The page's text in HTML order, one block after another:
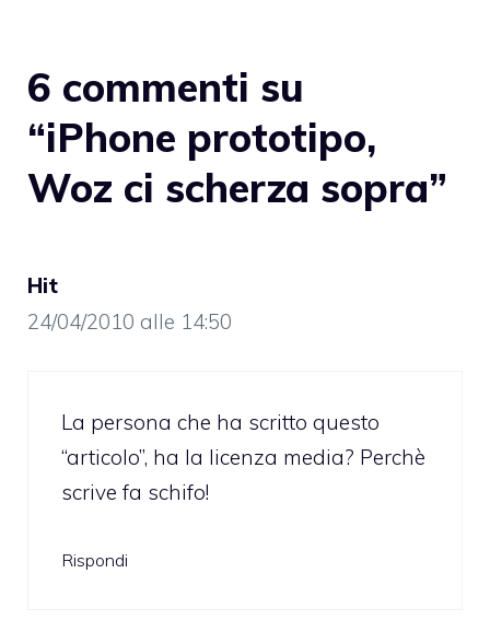
6 commenti su
“iPhone prototipo,
Woz ci scherza sopra”
Hit
24/04/2010 alle 14:50
La persona che ha scritto questo
“articolo”, ha la licenza media? Perchè
scrive fa schifo!
Rispondi